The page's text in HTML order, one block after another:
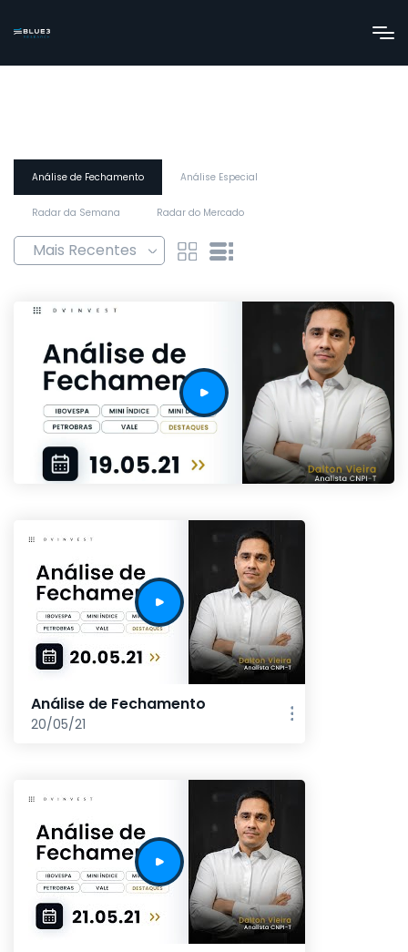
Análise de Fechamento Análise Especial
Radar da Semana Radar do Mercado
Análise de Fechamento
20/05/21